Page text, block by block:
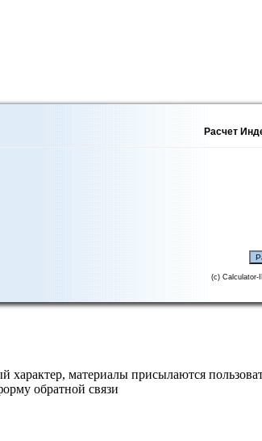
Расчет
(c) Calculator-
характер, материалы присылаются
обратной связи